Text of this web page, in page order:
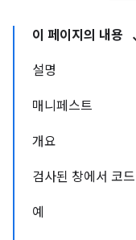
이 페이지의 내용
설명
매니페스트
개요
검사된 창에서 코
예